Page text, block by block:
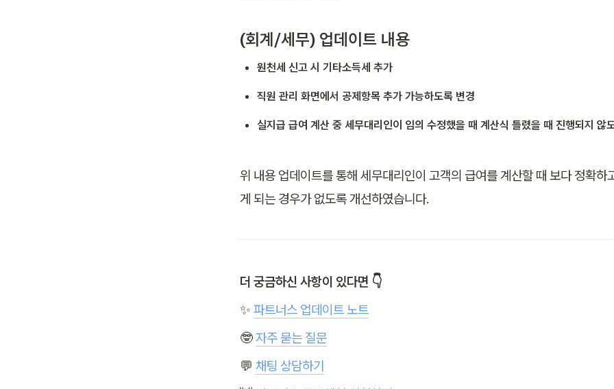
(회계/세무) 업데이트 내용
원천세 신고 시 기타소득세 추가
직원 관리 화면에서 공제항목 추가 가능하도록 변경
실지급 급여 계산 중 세무대리인이 임의 수정했을 때 계산식 틀렸을 때 진행되지 않
위 내용 업데이트를 통해 세무대리인이 고객의 급여를 계산할 때 보다 정확하
게 되는 경우가 없도록 개선하였습니다.
더 궁금하신 사항이 있다면 👇
✨ 파트너스 업데이트 노트
🤓 자주 묻는 질문
💬 채팅 상담하기